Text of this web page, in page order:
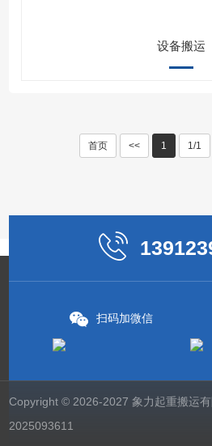
设备搬运
首页 << 1 1/1
扫码加微信
Copyright © 2026-2027 象力起重搬运
2025093611